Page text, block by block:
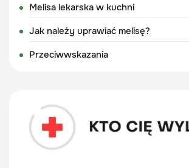
Melisa lekarska w kuchni
Jak należy uprawiać melisę?
Przeciwwskazania